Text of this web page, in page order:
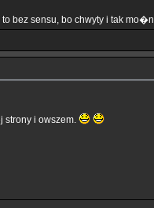
bez sensu, bo chwyty i tak
i owszem.